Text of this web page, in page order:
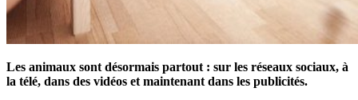
Les animaux sont désormais partout : sur les réseaux sociaux, à
la télé, dans des vidéos et maintenant dans les publicités.